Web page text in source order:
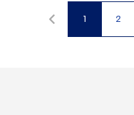
Página
1
2